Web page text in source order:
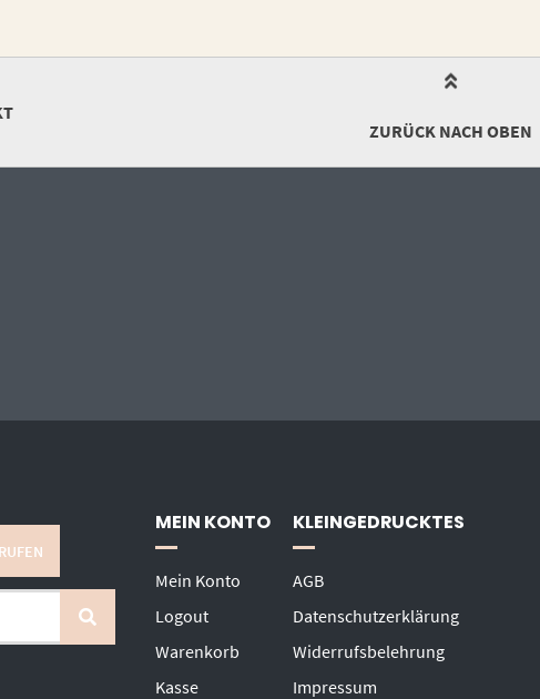
ZURÜCK NACH OBEN
MEIN KONTO
Mein Konto
Logout
Warenkorb
Kasse
KLEINGEDRUCKTES
AGB
Datenschutzerklärung
Widerrufsbelehrung
Impressum